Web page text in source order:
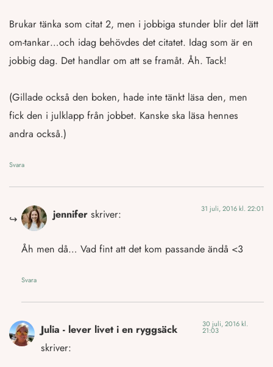
Brukar tänka som citat 2, men i jobbiga stunder blir det lätt
om-tankar…och idag behövdes det citatet. Idag som är en
jobbig dag. Det handlar om att se framåt. Åh. Tack!
(Gillade också den boken, hade inte tänkt läsa den, men
fick den i julklapp från jobbet. Kanske ska läsa hennes
andra också.)
Svara
jennifer skriver: 31 juli, 2016 kl. 22:01
Åh men då… Vad fint att det kom passande ändå <3
Svara
Julia - lever livet i en ryggsäck
skriver:
30 juli, 2016 kl.
21:03